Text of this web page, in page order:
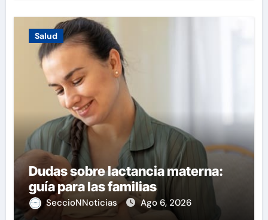
Salud
Dudas sobre lactancia materna:
guía para las familias
SeccioNNoticias Ago 6, 2026